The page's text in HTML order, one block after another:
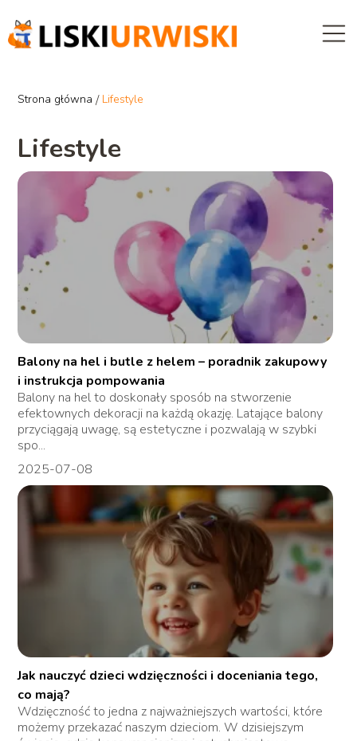
Strona główna / Lifestyle
Lifestyle
Balony na hel i butle z helem – poradnik zakupowy
i instrukcja pompowania
Balony na hel to doskonały sposób na stworzenie
efektownych dekoracji na każdą okazję. Latające balony
przyciągają uwagę, są estetyczne i pozwalają w szybki
spo...
2025-07-08
Jak nauczyć dzieci wdzięczności i doceniania tego,
co mają?
Wdzięczność to jedna z najważniejszych wartości, które
możemy przekazać naszym dzieciom. W dzisiejszym